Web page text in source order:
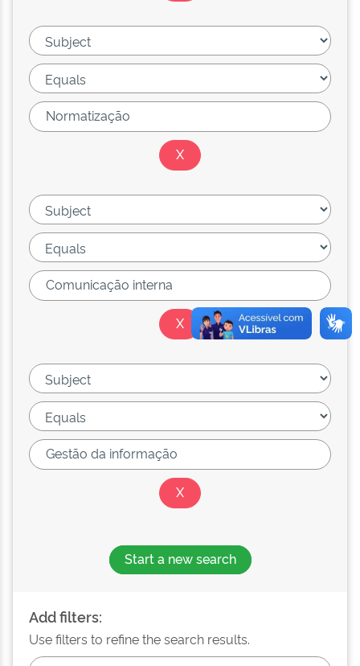
Start a new search
Add filters:
Use filters to refine the search results.